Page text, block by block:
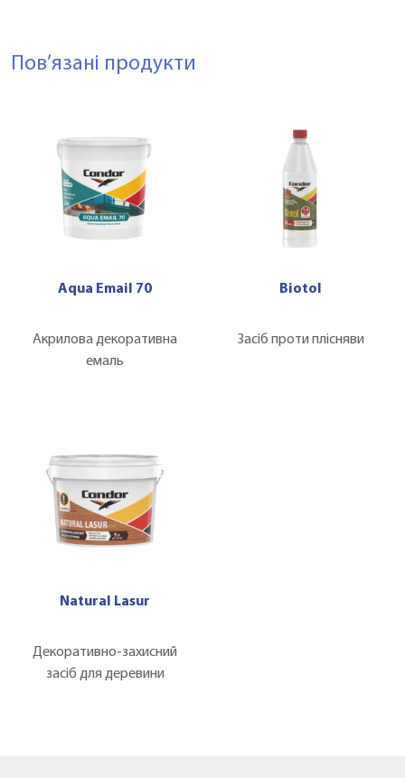
Пов’язані продукти
Aqua Email 70
Акрилова декоративна
емаль
Biotol
Засіб проти плісняви
Natural Lasur
Декоративно-захисний
засіб для деревини